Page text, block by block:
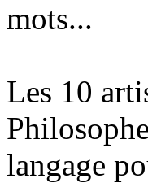
mots...
Les 10
langage